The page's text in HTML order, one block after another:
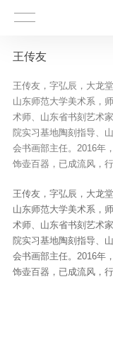
王传友
王传友，字弘辰，大龙
山东师范大学美术系，
术师、山东省书刻艺术
院实习基地陶刻指导、
会书画部主任。2016年
饰壶百器，已成流风，行
王传友，字弘辰，大龙
山东师范大学美术系，
术师、山东省书刻艺术
院实习基地陶刻指导、
会书画部主任。2016年
饰壶百器，已成流风，行